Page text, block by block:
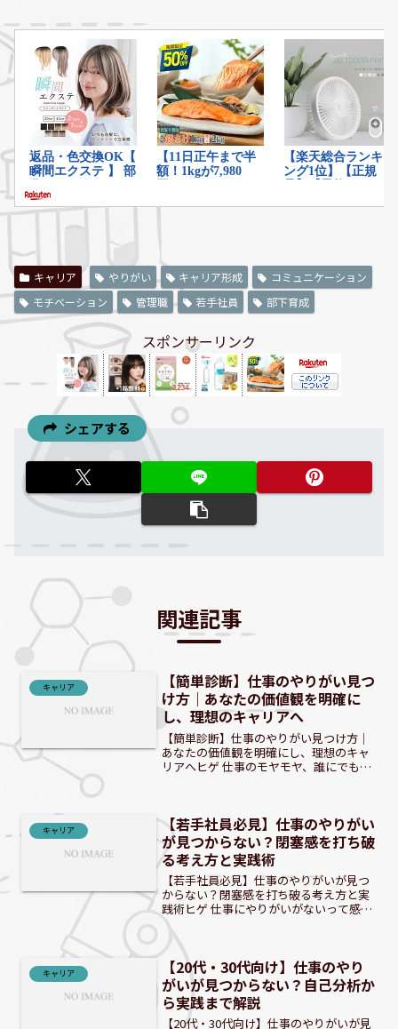
キャリア やりがい キャリア形成
コミュニケーション
モチベーション
管理職 若手社員 部下育成
スポンサーリンク
シェアする
関連記事
キャリア
【簡単診断】仕事のやりがい見つ
け方｜あなたの価値観を明確に
し、理想のキャリアへ
【簡単診断】仕事のやりがい見つけ方｜
あなたの価値観を明確にし、理想のキャ
リアへヒゲ 仕事のモヤモヤ、誰にでもあ
くの若手・中堅社員が、仕...
キャリア
【若手社員必見】仕事のやりがい
が見つからない？閉塞感を打ち破
る考え方と実践術
【若手社員必見】仕事のやりがいが見つ
からない？閉塞感を打ち破る考え方と実
践術ヒゲ 仕事にやりがいがないって感じ
るのは、決してあなた一人だけじゃない
んだ。さあ、一緒にこの閉塞感を乗り越
えよう！ 「仕事にやりがいが持てない」
と感じるあなたへ：閉...
キャリア
【20代・30代向け】仕事のやり
がいが見つからない？自己分析か
ら実践まで解説
【20代・30代向け】仕事のやりがいが見